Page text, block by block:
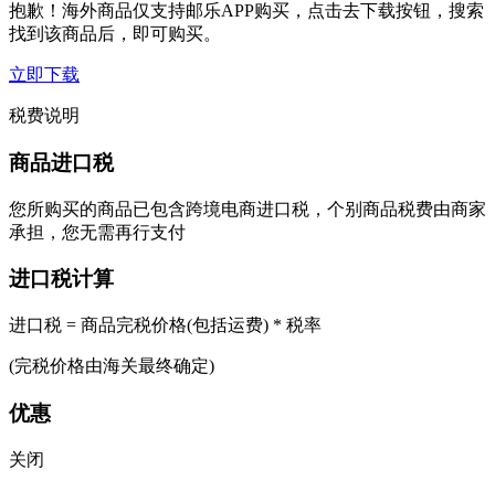
抱歉！海外商品仅支持邮乐APP购买，点击去下载按钮，搜索
找到该商品后，即可购买。
立即下载
税费说明
商品进口税
您所购买的商品已包含跨境电商进口税，个别商品税费由商家
承担，您无需再行支付
进口税计算
进口税 = 商品完税价格(包括运费) * 税率
(完税价格由海关最终确定)
优惠
关闭